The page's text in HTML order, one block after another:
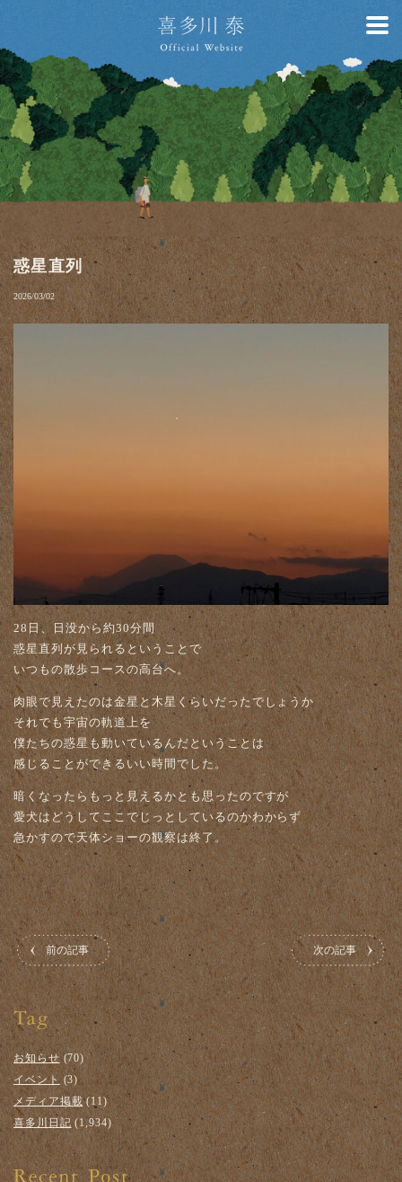
惑星直列
2026/03/02
28日、日没から約30分間
惑星直列が見られるということで
いつもの散歩コースの高台へ。
肉眼で見えたのは金星と木星くらいだったでしょうか
それでも宇宙の軌道上を
僕たちの惑星も動いているんだということは
感じることができるいい時間でした。
暗くなったらもっと見えるかとも思ったのですが
愛犬はどうしてここでじっとしているのかわからず
急かすので天体ショーの観察は終了。
前の記事 次の記事
お知らせ(70)
イベント(3)
メディア掲載(11)
喜多川日記(1,934)